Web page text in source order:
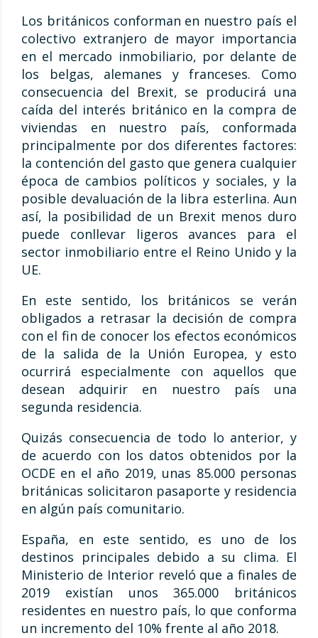
Los británicos conforman en nuestro país el
colectivo extranjero de mayor importancia
en el mercado inmobiliario, por delante de
los belgas, alemanes y franceses. Como
consecuencia del Brexit, se producirá una
caída del interés británico en la compra de
viviendas en nuestro país, conformada
principalmente por dos diferentes factores:
la contención del gasto que genera cualquier
época de cambios políticos y sociales, y la
posible devaluación de la libra esterlina. Aun
así, la posibilidad de un Brexit menos duro
puede conllevar ligeros avances para el
sector inmobiliario entre el Reino Unido y la
UE.
En este sentido, los británicos se verán
obligados a retrasar la decisión de compra
con el fin de conocer los efectos económicos
de la salida de la Unión Europea, y esto
ocurrirá especialmente con aquellos que
desean adquirir en nuestro país una
segunda residencia.
Quizás consecuencia de todo lo anterior, y
de acuerdo con los datos obtenidos por la
OCDE en el año 2019, unas 85.000 personas
británicas solicitaron pasaporte y residencia
en algún país comunitario.
España, en este sentido, es uno de los
destinos principales debido a su clima. El
Ministerio de Interior reveló que a finales de
2019 existían unos 365.000 británicos
residentes en nuestro país, lo que conforma
un incremento del 10% frente al año 2018.